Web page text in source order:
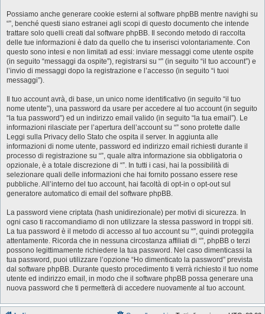
Possiamo anche generare cookie esterni al software phpBB mentre navighi su
“”, benché questi siano estranei agli scopi di questo documento che intende
trattare solo quelli creati dal software phpBB. Il secondo metodo di raccolta
delle tue informazioni è dato da quello che tu inserisci volontariamente. Con
questo sono intesi e non limitati ad essi: inviare messaggi come utente ospite
(in seguito “messaggi da ospite”), registrarsi su “” (in seguito “il tuo account”) e
l’invio di messaggi dopo la registrazione e l’accesso (in seguito “i tuoi
messaggi”).
Il tuo account avrà, di base, un unico nome identificativo (in seguito “il tuo
nome utente”), una password da usare per accedere al tuo account (in seguito
“la tua password”) ed un indirizzo email valido (in seguito “la tua email”). Le
informazioni rilasciate per l’apertura dell’account su “” sono protette dalle
Leggi sulla Privacy dello Stato che ospita il server. In aggiunta alle
informazioni di nome utente, password ed indirizzo email richiesti durante il
processo di registrazione su “”, quale altra informazione sia obbligatoria o
opzionale, è a totale discrezione di “”. In tutti i casi, hai la possibilità di
selezionare quali delle informazioni che hai fornito possano essere rese
pubbliche. All’interno del tuo account, hai facoltà di opt-in o opt-out sul
generatore automatico di email del software phpBB.
La password viene criptata (hash unidirezionale) per motivi di sicurezza. In
ogni caso ti raccomandiamo di non utilizzare la stessa password in troppi siti.
La tua password è il metodo di accesso al tuo account su “”, quindi proteggila
attentamente. Ricorda che in nessuna circostanza affiliati di “”, phpBB o terzi
possono legittimamente richiedere la tua password. Nel caso dimenticassi la
tua password, puoi utilizzare l’opzione “Ho dimenticato la password” prevista
dal software phpBB. Durante questo procedimento ti verrà richiesto il tuo nome
utente ed indirizzo email, in modo che il software phpBB possa generare una
nuova password che ti permetterà di accedere nuovamente al tuo account.